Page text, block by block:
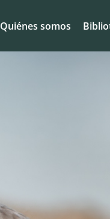
Quiénes somos